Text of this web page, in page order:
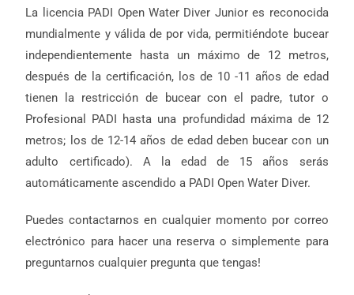
La licencia PADI Open Water Diver Junior es reconocida
mundialmente y válida de por vida, permitiéndote bucear
independientemente hasta un máximo de 12 metros,
después de la certificación, los de 10 -11 años de edad
tienen la restricción de bucear con el padre, tutor o
Profesional PADI hasta una profundidad máxima de 12
metros; los de 12-14 años de edad deben bucear con un
adulto certificado). A la edad de 15 años serás
automáticamente ascendido a PADI Open Water Diver.
Puedes contactarnos en cualquier momento por correo
electrónico para hacer una reserva o simplemente para
preguntarnos cualquier pregunta que tengas!